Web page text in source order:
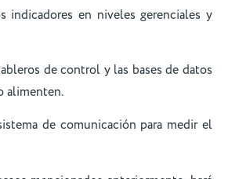
en niveles gerenciales y
de control y las bases de datos
alimenten.
de comunicación para medir el